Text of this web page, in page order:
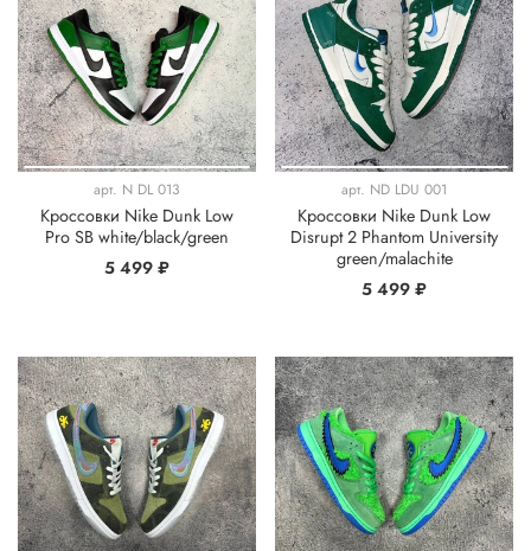
арт. N DL 013
Кроссовки Nike Dunk Low
Pro SB white/black/green
5 499 ₽
арт. ND LDU 001
Кроссовки Nike Dunk Low
Disrupt 2 Phantom University
green/malachite
5 499 ₽